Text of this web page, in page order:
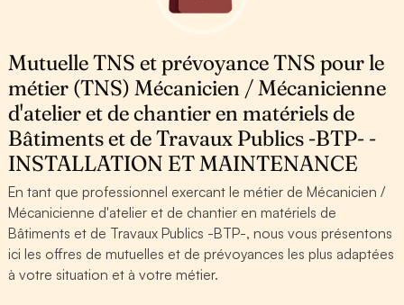
Mutuelle TNS et prévoyance TNS pour le
métier (TNS) Mécanicien / Mécanicienne
d'atelier et de chantier en matériels de
Bâtiments et de Travaux Publics -BTP- -
INSTALLATION ET MAINTENANCE
En tant que professionnel exercant le métier de Mécanicien /
Mécanicienne d'atelier et de chantier en matériels de
Bâtiments et de Travaux Publics -BTP-, nous vous présentons
ici les offres de mutuelles et de prévoyances les plus adaptées
à votre situation et à votre métier.